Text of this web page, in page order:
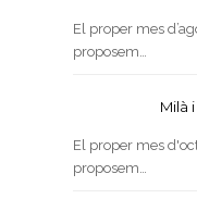
El proper mes
proposem…
Milà
El proper mes
proposem…